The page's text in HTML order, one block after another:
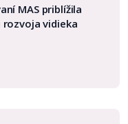
MAS priblížila
vidieka